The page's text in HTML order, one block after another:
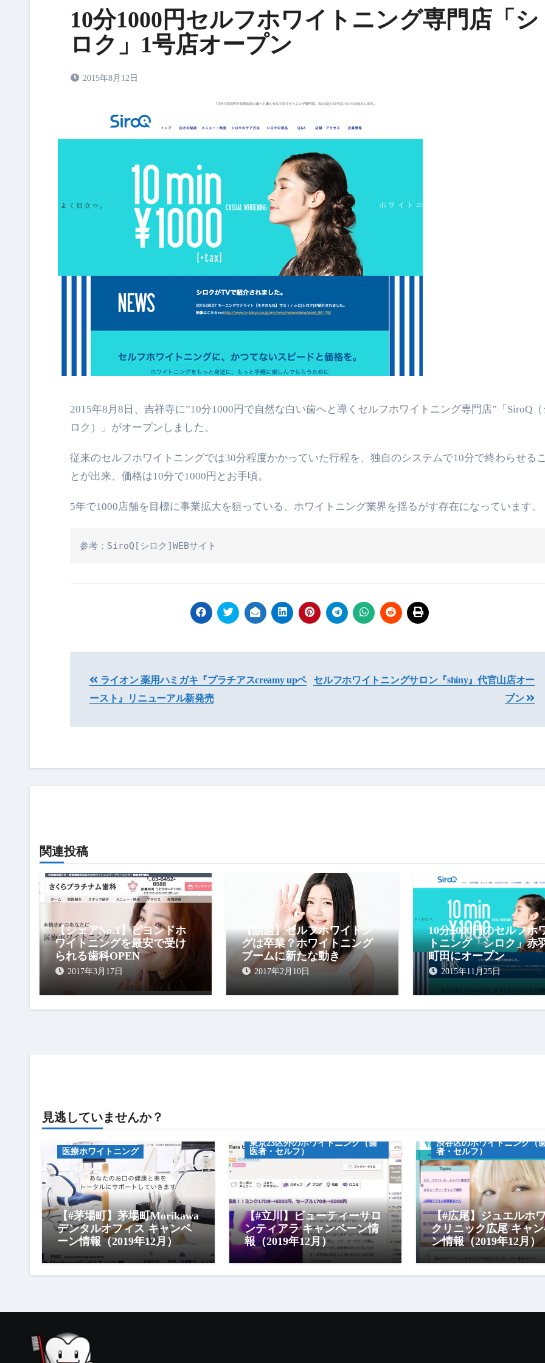
10分1000円セルフホワイトニング専門店「シ
ロク」1号店オープン
2015年8月12日
2015年8月8日、吉祥寺に”10分1000円で自然な白い歯へと導くセルフホワイトニング専門店”「SiroQ（シ
ロク）」がオープンしました。
従来のセルフホワイトニングでは30分程度かかっていた行程を、独自のシステムで10分で終わらせる
とが出来、価格は10分で1000円とお手頃。
5年で1000店舗を目標に事業拡大を狙っている、ホワイトニング業界を揺るがす存在になっています。
参考：SiroQ[シロク]WEBサイト
ン
ライオン 薬用ハミガキ『プラチアスcreamy upペ
ースト』リニューアル新発売
セルフホワイトニングサロン『shiny』代官山店オー
プン
関連投稿
渋谷区のホワイトニング（歯医
者・セルフ）
【シェアNo.1】ビヨンドホ
ワイトニングを最安で受け
られる歯科OPEN
2017年3月17日
キャンペーン情報 古い記事
【話題】セルフホワイトン
グは卒業？ホワイトニング
ブームに新たな動き
2017年2月10日
古い記事
10分1000円のセルフホ
トニング「シロク」赤
町田にオープン
2015年11月25日
見逃していませんか？
キャンペーン情報
中央区のホワイトニング（歯医
医療ホワイトニング
【#茅場町】茅場町Morikawa
デンタルオフィス キャンペ
ーン情報（2019年12月）
東京23区外のホワイトニング（歯
医者・セルフ）
【#立川】ビューティーサロ
ンティアラ キャンペーン情
報（2019年12月）
渋谷区のホワイトニング（
者・セルフ）
【#広尾】ジュエルホ
クリニック広尾 キャ
ン情報（2019年12月）